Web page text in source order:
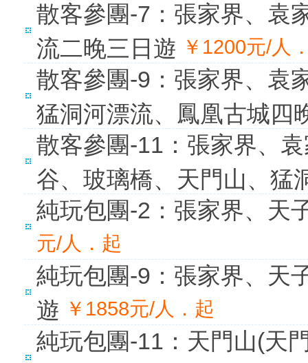
散客參團-7：張家界、袁
流二晚三日遊 ￥1200元/人
散客參團-9：張家界、袁
猛洞河漂流、鳳凰古城四
散客參團-11：張家界、
谷、玻璃橋、天門山、猛
純玩包團-2：張家界、天
元/人．起
純玩包團-9：張家界、天
遊 ￥1858元/人．起
純玩包團-11：天門山(天